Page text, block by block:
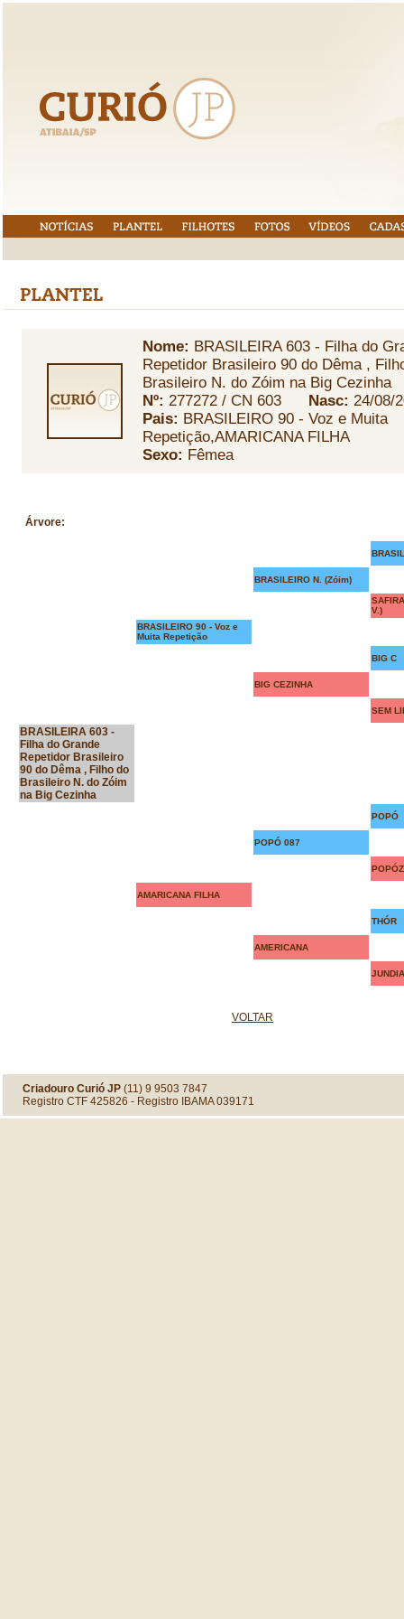
Nome: BRASILEIRA 603 - Filha do
Repetidor Brasileiro 90 do Dêma ,
Brasileiro N. do Zóim na Big Cezinha
Nº: 277272 / CN 603 Nasc: 24/08/
Pais: BRASILEIRO 90 - Voz e Muita
Repetição,AMARICANA FILHA
Sexo: Fêmea
Árvore:
BRASILEIRO N. (Zóim)
V.)
BRASILEIRO 90 - Voz e
Muita Repetição
BIG C
BIG CEZINHA
SEM
BRASILEIRA 603 -
Filha do Grande
Repetidor Brasileiro
90 do Dêma , Filho do
Brasileiro N. do Zóim
na Big Cezinha
POPÓ
POPÓ 087
AMARICANA FILHA
THÓR
AMERICANA
VOLTAR
Criadouro Curió JP (11) 9 9503 7847
Registro CTF 425826 - Registro IBAMA 039171